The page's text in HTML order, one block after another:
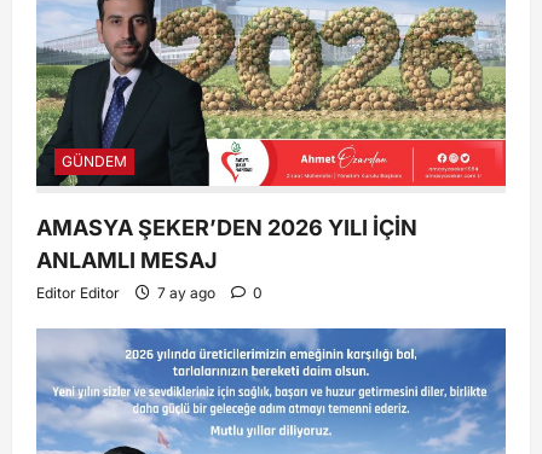
GÜNDEM
AMASYA ŞEKER’DEN 2026 YILI İÇİN
ANLAMLI MESAJ
Editor Editor 7 ay ago 0